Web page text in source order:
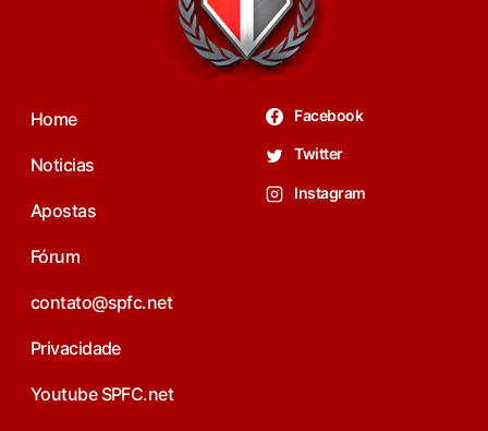
Home
Noticias
Apostas
Fórum
contato@spfc.net
Privacidade
Youtube SPFC.net
Facebook
Twitter
Instagram